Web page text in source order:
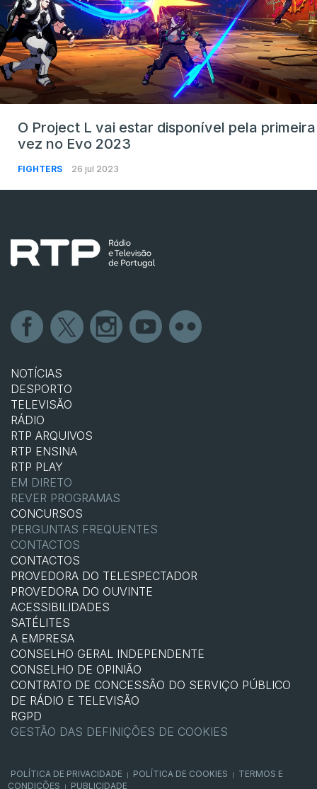
O Project L vai estar disponível pela primeira
vez no Evo 2023
FIGHTERS 26 jul 2023
NOTÍCIAS
DESPORTO
TELEVISÃO
RÁDIO
RTP ARQUIVOS
RTP ENSINA
RTP PLAY
EM DIRETO
REVER PROGRAMAS
CONCURSOS
PERGUNTAS FREQUENTES
CONTACTOS
CONTACTOS
PROVEDORA DO TELESPECTADOR
PROVEDORA DO OUVINTE
ACESSIBILIDADES
SATÉLITES
A EMPRESA
CONSELHO GERAL INDEPENDENTE
CONSELHO DE OPINIÃO
CONTRATO DE CONCESSÃO DO SERVIÇO PÚBLICO
DE RÁDIO E TELEVISÃO
RGPD
GESTÃO DAS DEFINIÇÕES DE COOKIES
POLÍTICA DE PRIVACIDADE POLÍTICA DE COOKIES
TERMOS E
CONDIÇÕES
PUBLICIDADE